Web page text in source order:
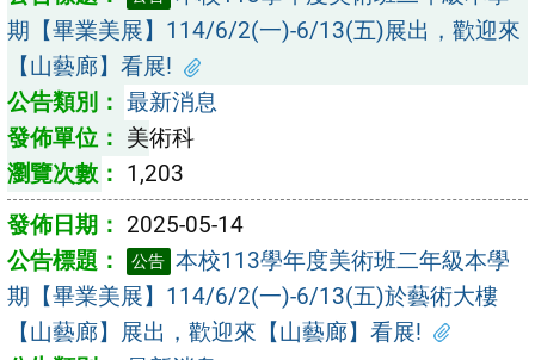
期【畢業美展】114/6/2(一)-6/13(五)展出，歡迎來
【山藝廊】看展!
最新消息
美術科
1,203
2025-05-14
公告 本校113學年度美術班二年級本學
期【畢業美展】114/6/2(一)-6/13(五)於藝術大樓
【山藝廊】展出，歡迎來【山藝廊】看展!